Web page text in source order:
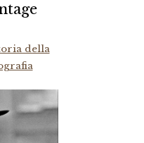
della